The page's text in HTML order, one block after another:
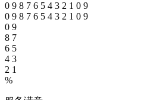
0 9 8 7 6 5 4 3 2 1 0 9
0 9 8 7 6 5 4 3 2 1 0 9
0 9
8 7
6 5
4 3
2 1
%